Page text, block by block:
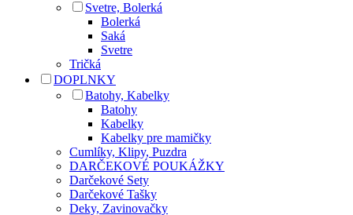
Svetre, Bolerká
Bolerká
Saká
Svetre
Tričká
DOPLNKY
Batohy, Kabelky
Batohy
Kabelky
Kabelky pre mamičky
Cumlíky, Klipy, Puzdra
DARČEKOVÉ POUKÁŽKY
Darčekové Sety
Darčekové Tašky
Deky, Zavinovačky